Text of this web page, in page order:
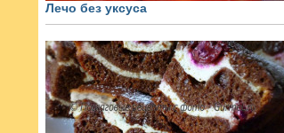
Лечо без уксуса